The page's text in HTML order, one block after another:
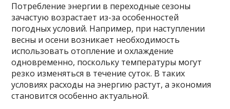
Потребление энергии в переходные сезоны
зачастую возрастает из-за особенностей
погодных условий. Например, при наступлении
весны и осени возникает необходимость
использовать отопление и охлаждение
одновременно, поскольку температуры могут
резко изменяться в течение суток. В таких
условиях расходы на энергию растут, а экономия
становится особенно актуальной.